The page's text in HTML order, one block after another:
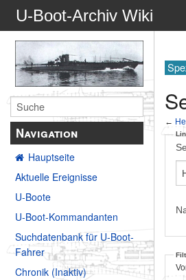
U-Boot-Archiv Wiki
Navigation
Hauptseite
Aktuelle Ereignisse
U-Boote
U-Boot-Kommandanten
Suchdatenbank für U-Boot-
Fahrer
Chronik (Inaktiv)
←